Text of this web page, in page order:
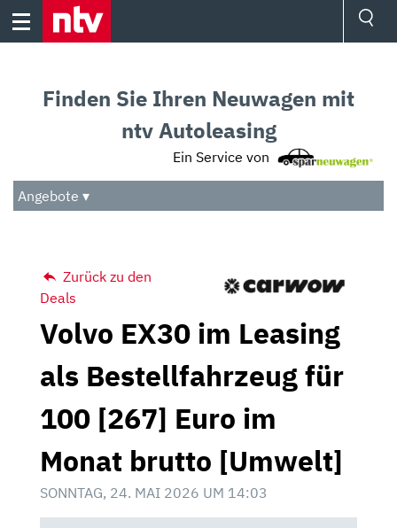
Skip
Audio
Das Beste
Finden Sie Ihren Neuwagen mit
ntv Autoleasing
Ein Service von
Angebote ▾
Zurück zu den
Deals
Volvo EX30 im Leasing
als Bestellfahrzeug für
100 [267] Euro im
Monat brutto [Umwelt]
SONNTAG, 24. MAI 2026 UM 14:03